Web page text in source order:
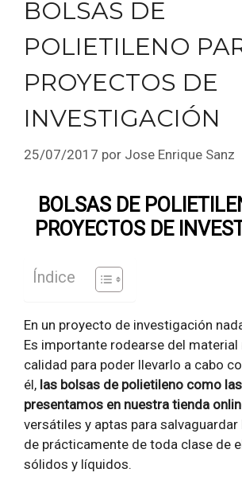
BOLSAS DE
POLIETILENO
PROYECTOS DE
INVESTIGACIÓN
25/07/2017 por Jose Enrique Sanz
BOLSAS DE
PROYECTOS DE
Índice
En un proyecto de investigación
Es importante rodearse del material
calidad para poder llevarlo a cabo
él, las bolsas de polietileno como
presentamos en nuestra tienda
versátiles y aptas para
de prácticamente de toda clase de
sólidos y líquidos.